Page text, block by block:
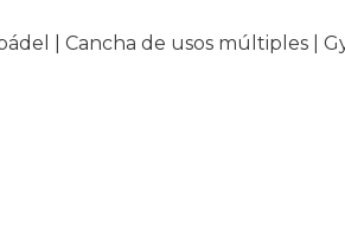
| Cancha de usos múltiples |